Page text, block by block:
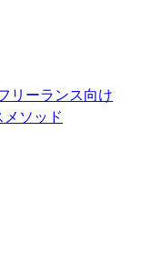
リーランス向け
メソッド